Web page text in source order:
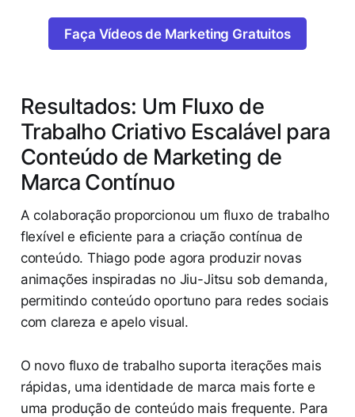
Faça Vídeos de Marketing Gratuitos
Resultados: Um Fluxo de
Trabalho Criativo Escalável para
Conteúdo de Marketing de
Marca Contínuo
A colaboração proporcionou um fluxo de trabalho
flexível e eficiente para a criação contínua de
conteúdo. Thiago pode agora produzir novas
animações inspiradas no Jiu-Jitsu sob demanda,
permitindo conteúdo oportuno para redes sociais
com clareza e apelo visual.
O novo fluxo de trabalho suporta iterações mais
rápidas, uma identidade de marca mais forte e
uma produção de conteúdo mais frequente. Para